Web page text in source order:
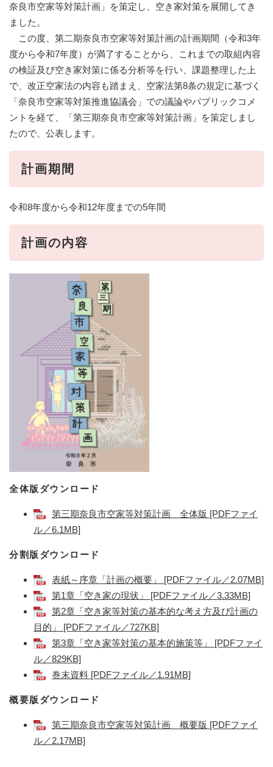
奈良市空家等対策計画」を策定し、空き家対策を展開してき
ました。
この度、第二期奈良市空家等対策計画の計画期間（令和3年
度から令和7年度）が満了することから、これまでの取組内容
の検証及び空き家対策に係る分析等を行い、課題整理した上
で、改正空家法の内容も踏まえ、空家法第8条の規定に基づく
「奈良市空家等対策推進協議会」での議論やパブリックコメ
ントを経て、「第三期奈良市空家等対策計画」を策定しまし
たので、公表します。
計画期間
令和8年度から令和12年度までの5年間
計画の内容
全体版ダウンロード
第三期奈良市空家等対策計画 全体版 [PDFファイ
ル／6.1MB]
分割版ダウンロード
表紙～序章「計画の概要」 [PDFファイル／2.07MB]
第1章「空き家の現状」 [PDFファイル／3.33MB]
第2章「空き家等対策の基本的な考え方及び計画の
目的」 [PDFファイル／727KB]
第3章「空き家等対策の基本的施策等」 [PDFファイ
ル／829KB]
巻末資料 [PDFファイル／1.91MB]
概要版ダウンロード
第三期奈良市空家等対策計画 概要版 [PDFファイ
ル／2.17MB]